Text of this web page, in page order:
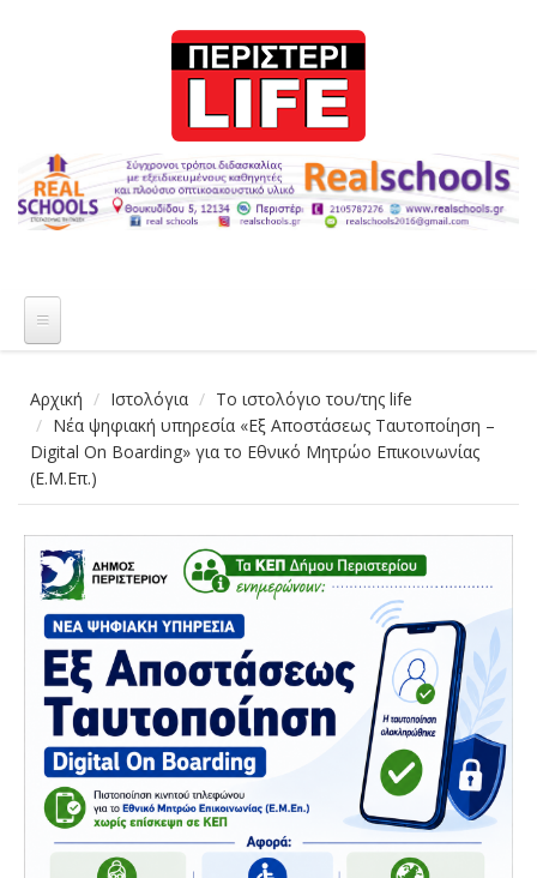
Αρχική Ιστολόγια
Το ιστολόγιο του/της life
Νέα ψηφιακή υπηρεσία «Εξ Αποστάσεως Ταυτοποίηση –
Digital On Boarding» για το Εθνικό Μητρώο Επικοινωνίας
(Ε.Μ.Επ.)